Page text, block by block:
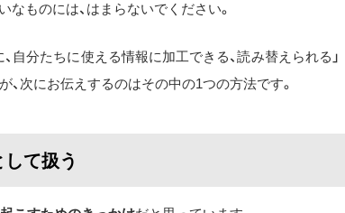
なものには、はまらないでください。
自分たちに使える情報に加工できる、読み替えられる」
次にお伝えするのはその中の1つの方法です。
して扱う